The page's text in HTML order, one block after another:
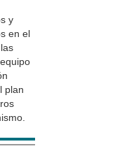
y
en el
plan